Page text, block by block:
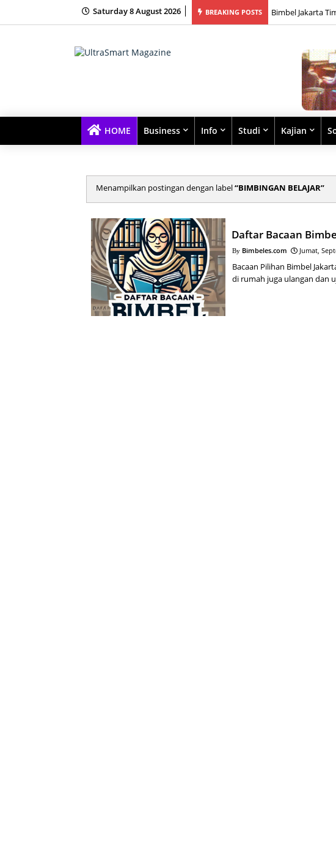
Saturday 8 August 2026 BREAKING POSTS
Radarhot com
HOME Business Info Studi Kajian
Menampilkan postingan dengan label BIMBINGAN BELAJAR
Daftar Bacaan
Bimbeles.com Jumat,
Bacaan Pilihan Bimbel
di rumah juga ulangan dan